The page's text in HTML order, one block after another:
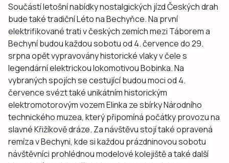
Součástí letošní nabídky nostalgických jízd Českých drah
bude také tradiční Léto na Bechyňce. Na první
elektrifikované trati v českých zemích mezi Táborem a
Bechyní budou každou sobotu od 4. července do 29.
srpna opět vypravovány historické vlaky v čele s
legendární elektrickou lokomotivou Bobinka. Na
vybraných spojích se cestující budou moci od 4.
července svézt také unikátním historickým
elektromotorovým vozem Elinka ze sbírky Národního
technického muzea, který připomíná počátky provozu na
slavné Křižíkově dráze. Za návštěvu stojí také opravená
remíza v Bechyni, kde si každou prázdninovou sobotu
návštěvníci prohlédnou modelové kolejiště a také další